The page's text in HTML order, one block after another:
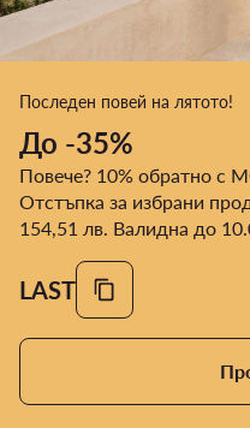
Последен повей на лятото!
До -35%
Повече? 10% обратно с
Отстъпка за избрани
154,51 лв. Валидна до
LAST